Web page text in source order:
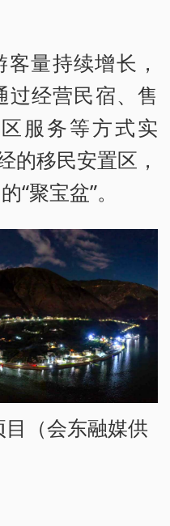
量持续增长，
过经营民宿、售
服务等方式实
的移民安置区，
“聚宝盆”。
目（会东融媒供